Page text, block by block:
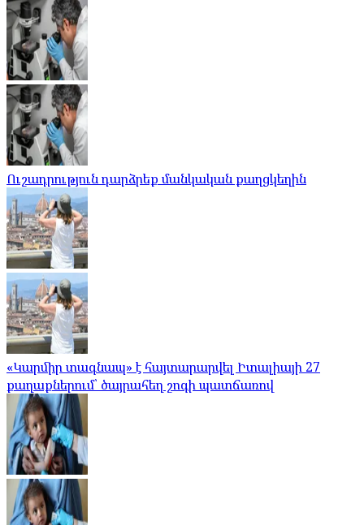
Ուշադրություն դարձրեք մանկական քաղցկեղին
«Կարմիր տագնապ» է հայտարարվել Իտալիայի 27
քաղաքներում՝ ծայրահեղ շոգի պատճառով